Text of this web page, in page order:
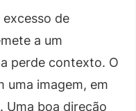
de
a um
perde contexto. O
uma imagem, em
Uma boa direção